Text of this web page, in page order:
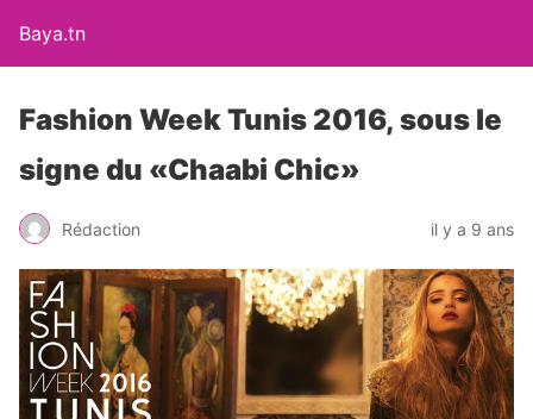
Baya.tn
Fashion Week Tunis 2016, sous le
signe du «Chaabi Chic»
Rédaction il y a 9 ans